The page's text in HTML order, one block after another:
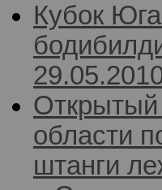
Кубок
Открытый
области
штанги